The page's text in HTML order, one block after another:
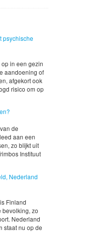
psychische
in een gezin
aandoening of
afgekort ook
risico om op
de
aan een
zo blijkt uit
Instituut
Nederland
Finland
bevolking, zo
Nederland
staat nu op de